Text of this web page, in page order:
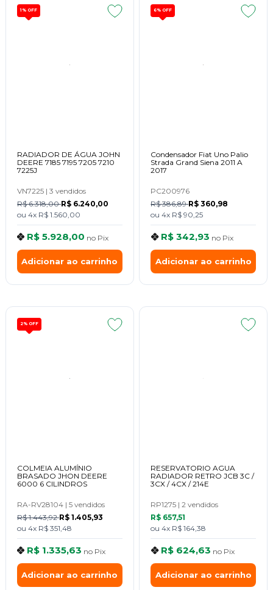
1% OFF
RADIADOR DE ÁGUA JOHN
DEERE 7185 7195 7205 7210
7225J
VN7225 | 3 vendidos
R$ 6.318,00R$ 6.240,00
ou 4x R$ 1.560,00
R$ 5.928,00 no Pix
Adicionar ao carrinho
6% OFF
Condensador Fiat Uno Palio
Strada Grand Siena 2011 A
2017
PC200976
R$ 386,89R$ 360,98
ou 4x R$ 90,25
R$ 342,93 no Pix
Adicionar ao carrinho
2% OFF
COLMEIA ALUMÍNIO
BRASADO JHON DEERE
6000 6 CILINDROS
RA-RV28104 | 5 vendidos
R$ 1.443,92R$ 1.405,93
ou 4x R$ 351,48
R$ 1.335,63 no Pix
Adicionar ao carrinho
RESERVATORIO AGUA
RADIADOR RETRO JCB 3C /
3CX / 4CX / 214E
RP1275 | 2 vendidos
R$ 657,51
ou 4x R$ 164,38
R$ 624,63 no Pix
Adicionar ao carrinho